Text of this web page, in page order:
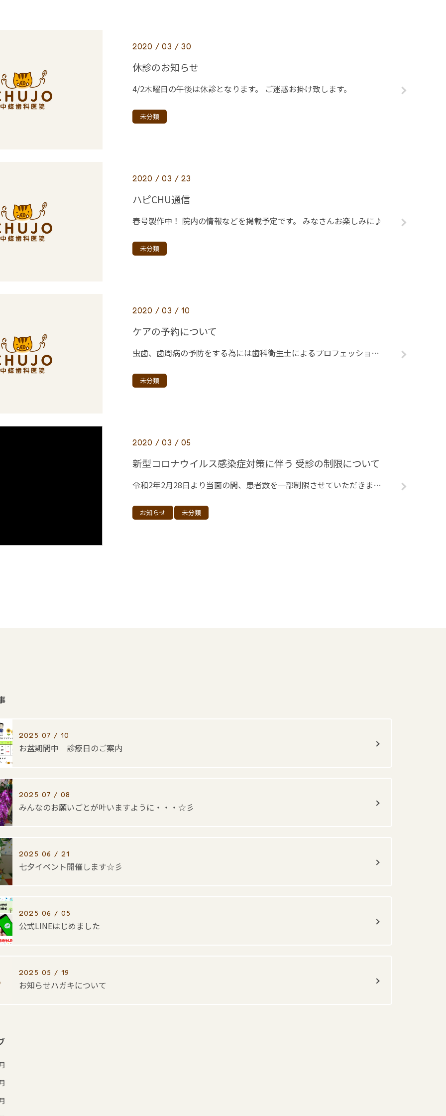
2020 / 03 / 30
休診のお知らせ
4/2木曜日の午後は休診となります。 ご迷惑お掛け致します。
未分類
2020 / 03 / 23
ハピCHU通信
春号製作中！ 院内の情報などを掲載予定です。 みなさんお楽しみに♪
未分類
2020 / 03 / 10
ケアの予約について
虫歯、歯周病の予防をする為には歯科衛生士によるプロフェッショナルケアのメンテナンスが重要です！細菌が増え歯周病になり始める３～4ヶ月に1度の継続的なケアをおすすめします。 ※新型コロナウイルスの影響でケアの予約も取りにく […]
未分類
2020 / 03 / 05
新型コロナウイルス感染症対策に伴う 受診の制限について
令和2年2月28日より当面の間、患者数を一部制限させていただきます。 ただし、ドクターの判断により受診可能とすることがあります。 ご理解いただけますようお願い申し上げます。
お知らせ 未分類
2025 07 / 10
お盆期間中 診療日のご案内
2025 07 / 08
みんなのお願いごとが叶いますように・・・☆彡
2025 06 / 21
七夕イベント開催します☆彡
2025 06 / 05
公式LINEはじめました
2025 05 / 19
お知らせハガキについて